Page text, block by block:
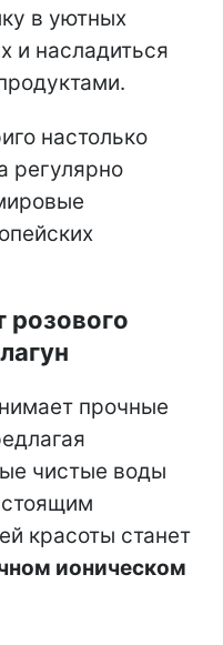
в уютных
и насладиться
настолько
регулярно
розового
прочные
чистые воды
красоты станет
ионическом